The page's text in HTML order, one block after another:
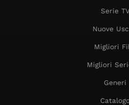
Serie
Nuove
Migliori
Migliori
Generi